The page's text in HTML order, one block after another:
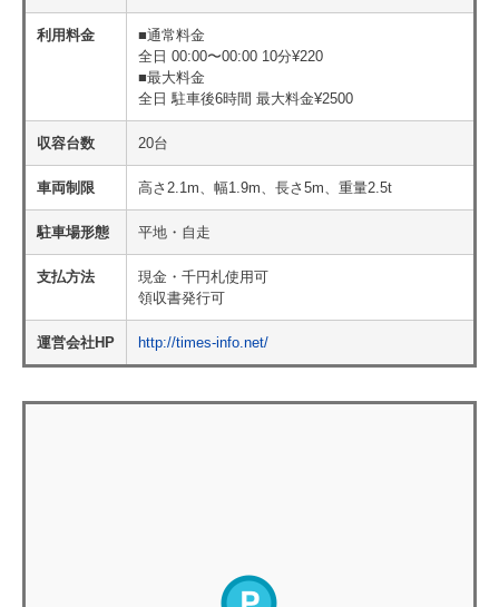
利用料金
■通常料金
全日 00:00〜00:00 10分¥220
■最大料金
全日 駐車後6時間 最大料金¥2500
収容台数 20台
車両制限 高さ2.1m、幅1.9m、長さ5m、重量2.5t
駐車場形態 平地・自走
支払方法
現金・千円札使用可
領収書発行可
運営会社HP http://times-info.net/